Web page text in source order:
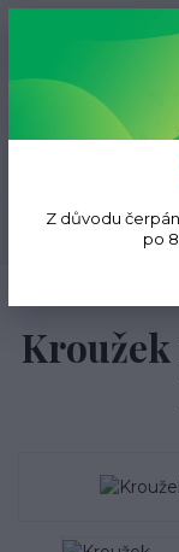
(Po-Ne, 9-18 hod.)
Z důvodu
po